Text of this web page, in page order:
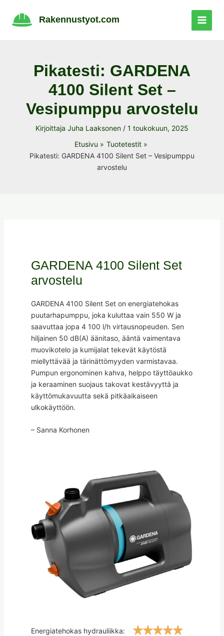
sisältöön
Rakennustyot.com
Pikatesti: GARDENA
4100 Silent Set –
Vesipumppu arvostelu
Kirjoittaja Juha Laaksonen / 1 toukokuun, 2025
Etusivu
Tuotetestit
Pikatesti: GARDENA 4100 Silent Set – Vesipumppu
arvostelu
GARDENA 4100 Silent Set
arvostelu
GARDENA 4100 Silent Set on energiatehokas
puutarhapumppu, joka kuluttaa vain 550 W ja
saavuttaa jopa 4 100 l/h virtausnopeuden. Sen
hiljainen 50 dB(A) äänitaso, ääntä vaimentava
muovikotelo ja kumijalat tekevät käytöstä
miellyttävää ja tärinättömyyden varmistavaa.
Pumpun ergonominen kahva, helppo täyttöaukko
ja keraaminen suojaus takovat kestävyyttä ja
käyttömukavuutta sekä pitkäaikaiseen
ulkokäyttöön.
– Sanna Korhonen
Energiatehokas hydrauliikka: